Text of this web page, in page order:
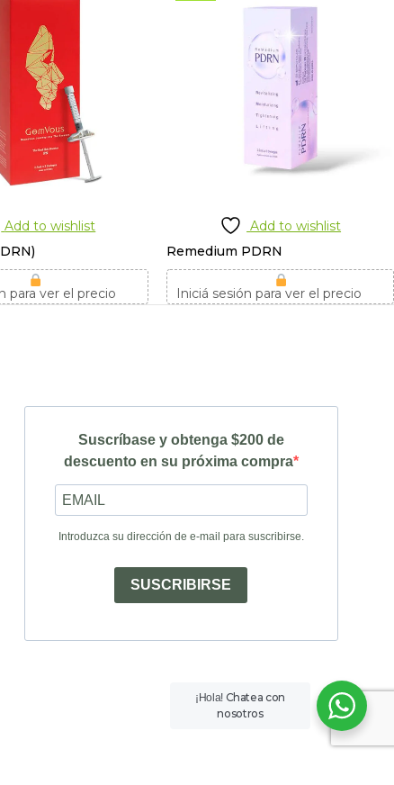
Add to wishlist
para ver el precio
Add to wishlist
Remedium PDRN
Iniciá sesión para ver el precio
Suscríbase y obtenga $200 de
descuento en su próxima compra
Introduzca su dirección de e-mail para suscribirse.
SUSCRIBIRSE
¡Hola! Chatea con
nosotros